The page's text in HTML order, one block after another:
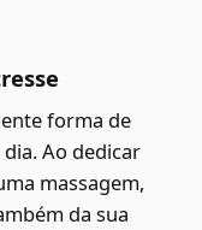
forma de
Ao dedicar
massagem,
da sua